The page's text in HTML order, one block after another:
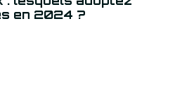
en 2024 ?